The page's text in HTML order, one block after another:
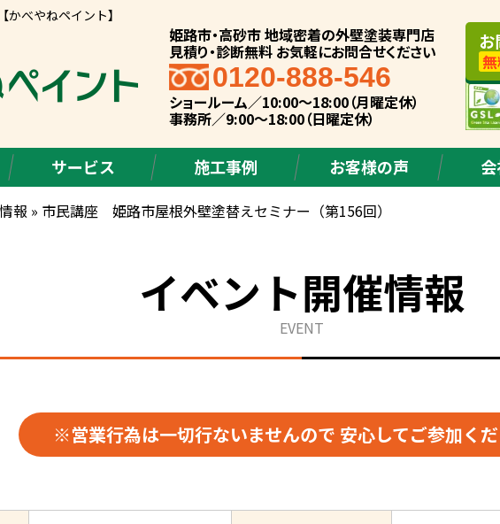
べやねペイント】
姫路市・高砂市 地域密着の外壁塗装専門店
見積り・診断無料 お気軽にお問合せください
0120-888-546
ショールーム／10:00～18:00（月曜定休）
事務所／9:00～18:00（日曜定休）
お
サービス 施工事例 お客様の声
報 » 市民講座 姫路市屋根外壁塗替えセミナー（第156回）
イベント開催情報
EVENT
※営業行為は一切行ないませんので 安心してご参加くだ